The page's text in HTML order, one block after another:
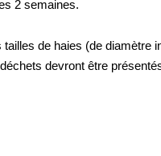
2 semaines.
de haies (de diamètre
devront être